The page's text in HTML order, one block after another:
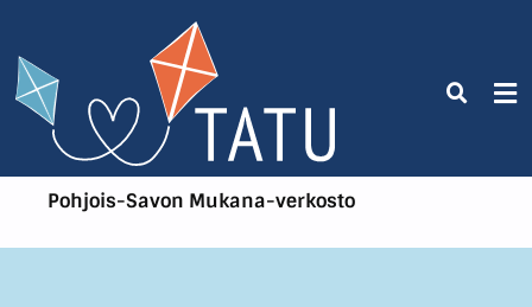
Pohjois-Savon Mukana-verkosto